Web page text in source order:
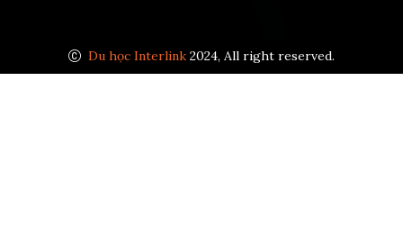
Du học Interlink 2024, All right reserved.